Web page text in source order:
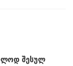
შესულ